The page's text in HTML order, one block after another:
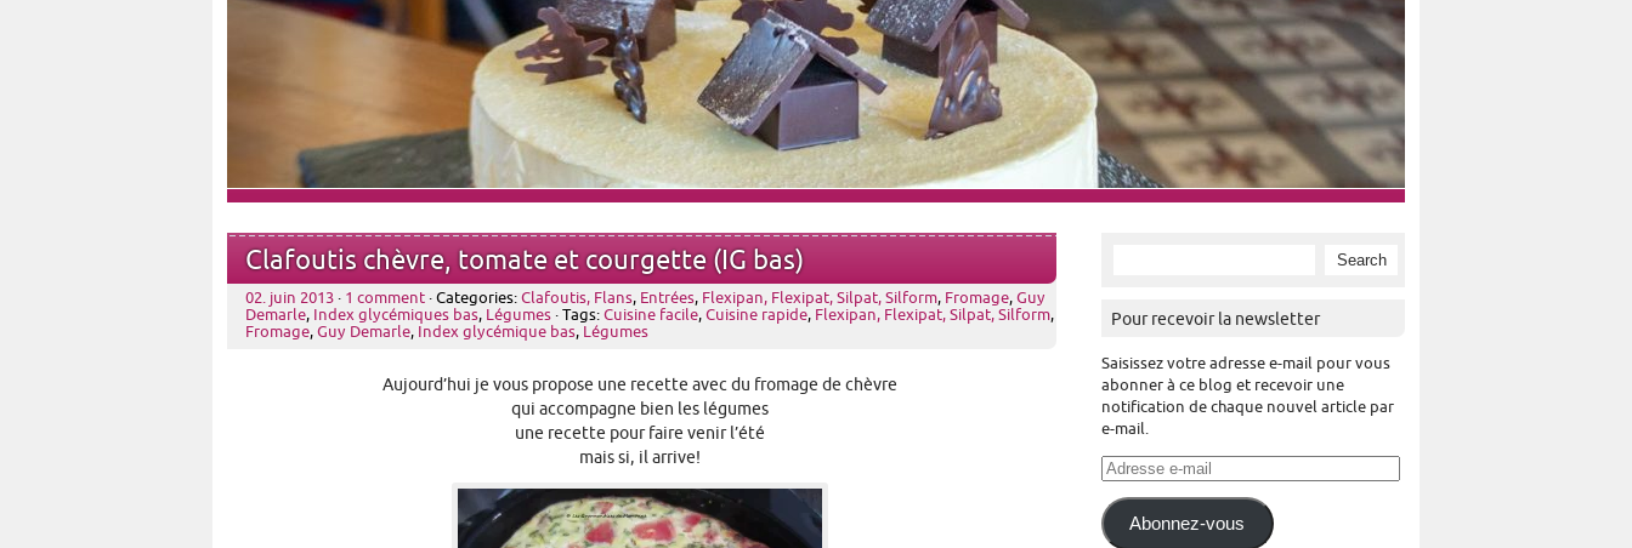
Clafoutis chèvre, tomate et courgette (IG bas)
02. juin 2013 · 1 comment · Categories: Clafoutis, Flans, Entrées, Flexipan, Flexipat, Silpat, Silform, Fromage, Guy
Demarle, Index glycémiques bas, Légumes · Tags: Cuisine facile, Cuisine rapide, Flexipan, Flexipat, Silpat, Silform,
Fromage, Guy Demarle, Index glycémique bas, Légumes
Aujourd’hui je vous propose une recette avec du fromage de chèvre
qui accompagne bien les légumes
une recette pour faire venir l’été
mais si, il arrive!
Pour recevoir la newsletter
Saisissez votre adresse e-mail pour vous
abonner à ce blog et recevoir une
notification de chaque nouvel article par
e-mail.
Adresse
mail
Abonnez-vous